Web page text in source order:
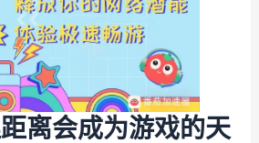
离会成为游戏的天